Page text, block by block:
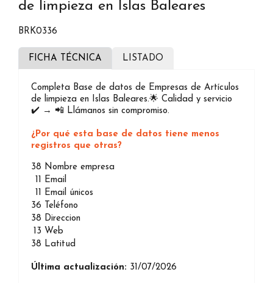
de limpieza en Islas Baleares
BRK0336
FICHA TÉCNICA LISTADO
Completa Base de datos de Empresas de Artículos
de limpieza en Islas Baleares.🌟 Calidad y servicio
✔️ → 📲 Llámanos sin compromiso.
¿Por qué esta base de datos tiene menos
registros que otras?
38 Nombre empresa
11 Email
11 Email únicos
36 Teléfono
38 Direccion
13 Web
38 Latitud
Última actualización: 31/07/2026